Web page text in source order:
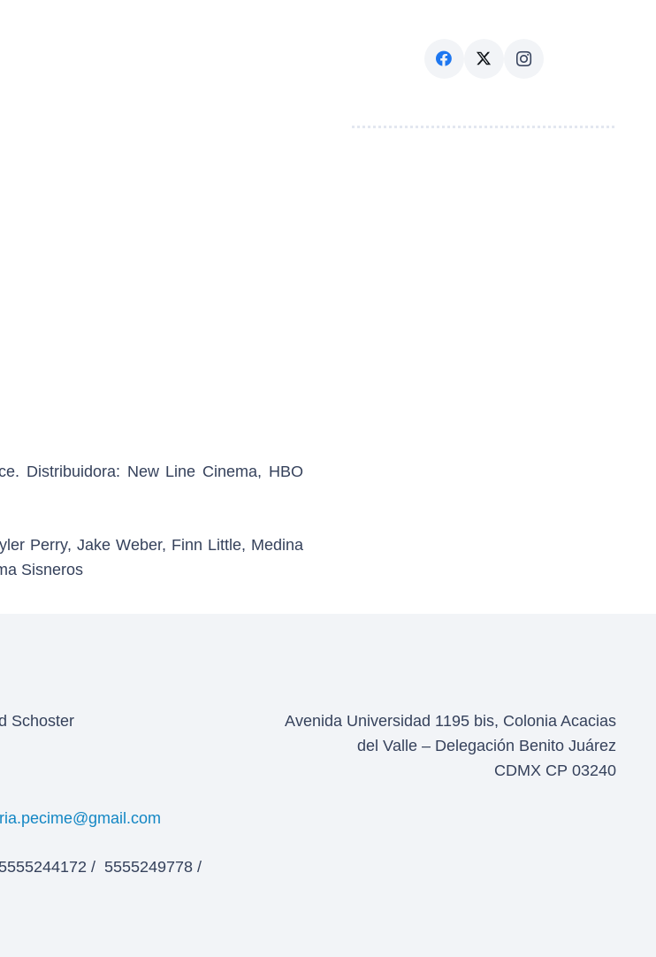
Distribuidora: New Line Cinema, HBO
Perry, Jake Weber, Finn Little, Medina
Sisneros
Schoster
/ 5555249778 /
Avenida Universidad 1195 bis, Colonia Acacias
del Valle – Delegación Benito Juárez
CDMX CP 03240